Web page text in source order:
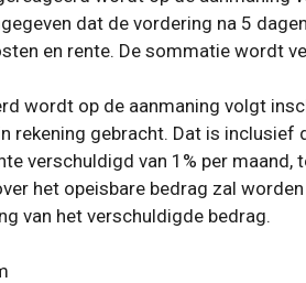
dat de vordering na 5
en rente. De sommatie wordt
wordt op de aanmaning volgt
rekening gebracht. Dat is
verschuldigd van 1% per
het opeisbare bedrag zal
van het verschuldigde bedrag.